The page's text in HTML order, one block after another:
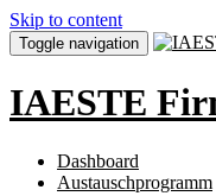
Skip to content
Toggle navigation
IAESTE
Dashboard
Austauschprogramm